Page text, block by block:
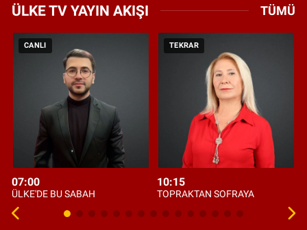
ÜLKE TV YAYIN AKIŞI TÜMÜ
CANLI
07:00
ÜLKE'DE BU SABAH
TEKRAR
10:15
TOPRAKTAN SOFRAYA